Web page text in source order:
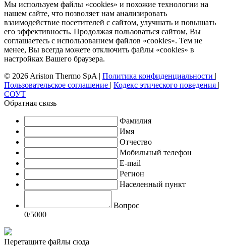
Мы используем файлы «cookies» и похожие технологии на
нашем сайте, что позволяет нам анализировать
взаимодействие посетителей с сайтом, улучшать и повышать
его эффективность. Продолжая пользоваться сайтом, Вы
соглашаетесь с использованием файлов «cookies». Тем не
менее, Вы всегда можете отключить файлы «cookies» в
настройках Вашего браузера.
© 2026 Ariston Thermo SpA | Политика конфиденциальности |
Пользовательское соглашение | Кодекс этического поведения |
СОУТ
Обратная связь
Фамилия
Имя
Отчество
Мобильный телефон
E-mail
Регион
Населенный пункт
Вопрос
0/5000
Перетащите файлы сюда